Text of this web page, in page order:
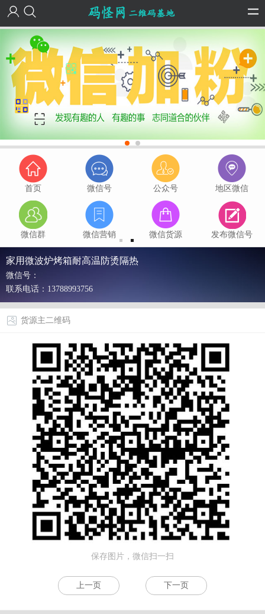
首页 微信号 公众号 地区微信
微信群 微信营销 微信货源 发布微信号
家用微波炉烤箱耐高温防烫隔热
微信号：
联系电话：13788993756
货源主二维码
保存图片，微信扫一扫
上一页 下一页